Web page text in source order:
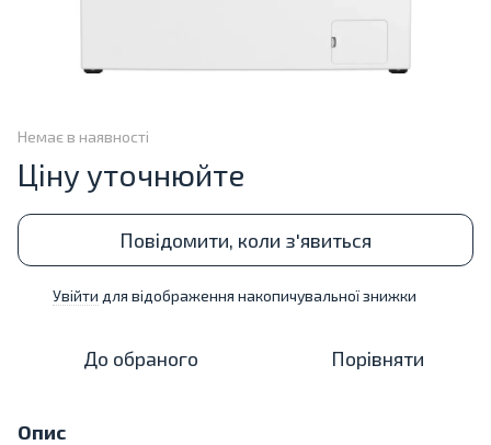
Немає в наявності
Ціну уточнюйте
Повідомити, коли з'явиться
Увійти для відображення накопичувальної знижки
До обраного Порівняти
Опис